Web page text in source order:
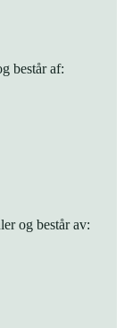
består af:
og består av: